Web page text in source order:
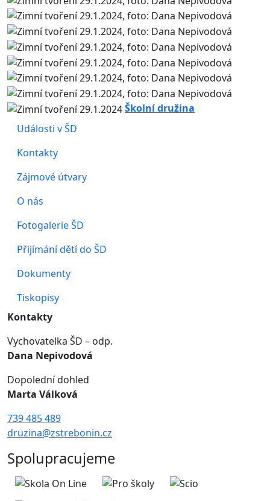
Školní družina
Události v ŠD
Kontakty
Zájmové útvary
O nás
Fotogalerie ŠD
Přijímání dětí do ŠD
Dokumenty
Tiskopisy
Kontakty
Vychovatelka ŠD – odp.
Dana Nepivodová
Dopolední dohled
Marta Válková
739 485 489
druzina@zstrebonin.cz
Spolupracujeme